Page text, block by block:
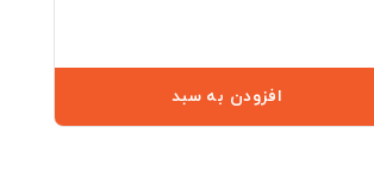
افزودن به سبد